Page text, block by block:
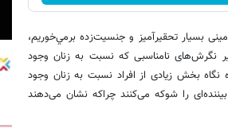
بسیار تحقیرآمیز و جنسیت‌زده برمي‌خوريم،
نگرش‌های نامناسبی كه نسبت به زنان وجود
نگاه بخش زیادی از افراد نسبت به زنان وجود
بیننده‌ای را شوكه می‌كنند چراكه نشان می‌دهند